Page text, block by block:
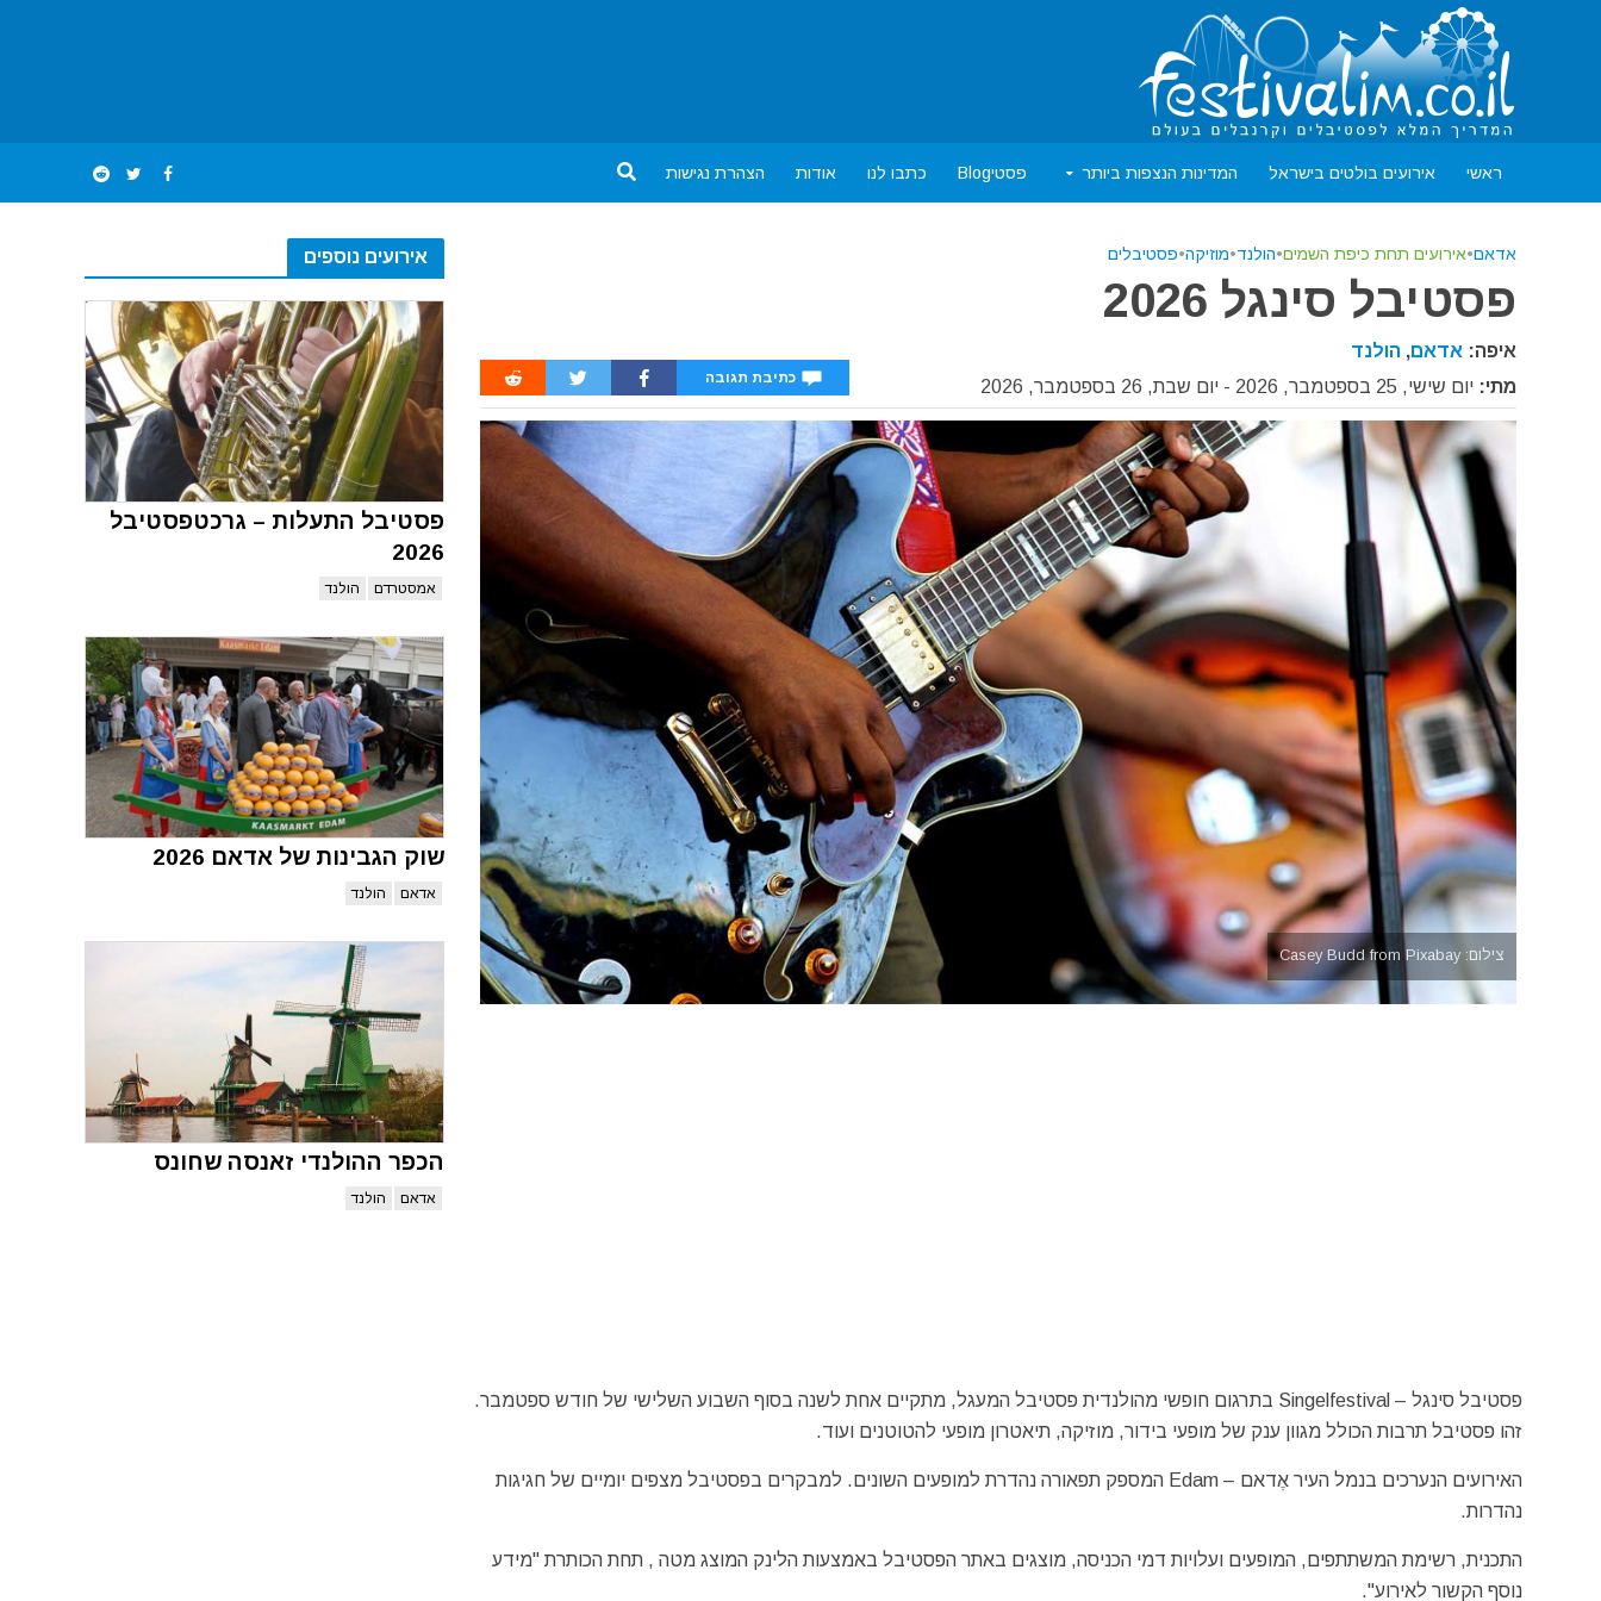
ראשי אירועים בולטים בישראל המדינות הנצפות ביותר פסטיBlog כתבו לנו אודות הצהרת נגישות
אירועים נוספים
פסטיבל התעלות – גרכטפסטיבל
2026
אמסטרדם הולנד
שוק הגבינות של אדאם 2026
אדאם הולנד
הכפר ההולנדי זאנסה שחונס
אדאם הולנד
אדאם•אירועים תחת כיפת השמים•הולנד•מוזיקה•פסטיבלים
פסטיבל סינגל 2026
איפה: אדאם, הולנד
מתי: יום שישי, 25 בספטמבר, 2026 - יום שבת, 26 בספטמבר, 2026 כתיבת תגובה
צילום: Casey Budd from Pixabay
פסטיבל סינגל – Singelfestival בתרגום חופשי מהולנדית פסטיבל המעגל, מתקיים אחת לשנה בסוף השבוע השלישי של חודש ספטמבר.
זהו פסטיבל תרבות הכולל מגוון ענק של מופעי בידור, מוזיקה, תיאטרון מופעי להטוטנים ועוד.
האירועים הנערכים בנמל העיר אֶדאם – Edam המספק תפאורה נהדרת למופעים השונים. למבקרים בפסטיבל מצפים יומיים של חגיגות
נהדרות.
התכנית, רשימת המשתתפים, המופעים ועלויות דמי הכניסה, מוצגים באתר הפסטיבל באמצעות הלינק המוצג מטה , תחת הכותרת "מידע
נוסף הקשור לאירוע".